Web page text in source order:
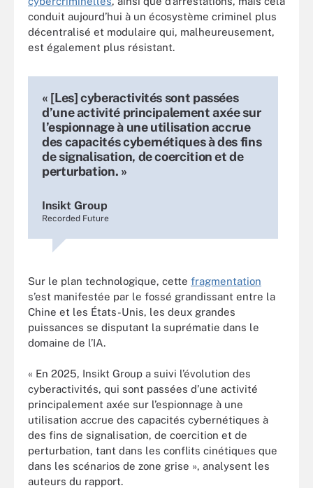
conduit aujourd’hui à un écosystème criminel plus
décentralisé et modulaire qui, malheureusement,
est également plus résistant.
« [Les] cyberactivités sont passées
d’une activité principalement axée sur
l’espionnage à une utilisation accrue
des capacités cybernétiques à des fins
de signalisation, de coercition et de
perturbation. »
Insikt Group
Recorded Future
Sur le plan technologique, cette fragmentation
s’est manifestée par le fossé grandissant entre la
Chine et les États-Unis, les deux grandes
puissances se disputant la suprématie dans le
domaine de l’IA.
« En 2025, Insikt Group a suivi l’évolution des
cyberactivités, qui sont passées d’une activité
principalement axée sur l’espionnage à une
utilisation accrue des capacités cybernétiques à
des fins de signalisation, de coercition et de
perturbation, tant dans les conflits cinétiques que
dans les scénarios de zone grise », analysent les
auteurs du rapport.